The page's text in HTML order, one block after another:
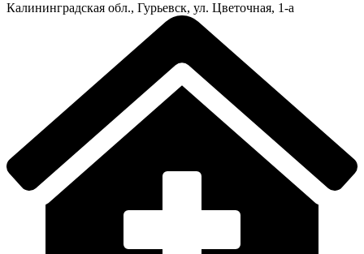
Калининградская обл., Гурьевск, ул. Цветочная, 1-а